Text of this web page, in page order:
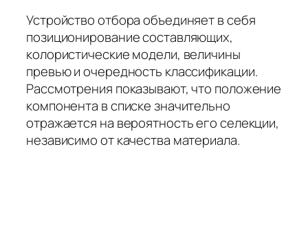
Устройство отбора объединяет в себя
позиционирование составляющих,
колористические модели, величины
превью и очередность классификации.
Рассмотрения показывают, что положение
компонента в списке значительно
отражается на вероятность его селекции,
независимо от качества материала.